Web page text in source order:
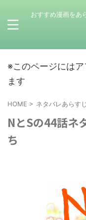
おすすめ漫画をあ
※このページには
ます
HOME > ネタバレあらすじ
NとSの44話ネ
ち